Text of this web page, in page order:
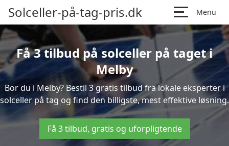
Solceller-på-tag-pris.dk Menu
Få 3 tilbud på solceller på taget i
Melby
Bor du i Melby? Bestil 3 gratis tilbud fra lokale eksperter i
solceller på tag og find den billigste, mest effektive løsning.
Få 3 tilbud, gratis og uforpligtende